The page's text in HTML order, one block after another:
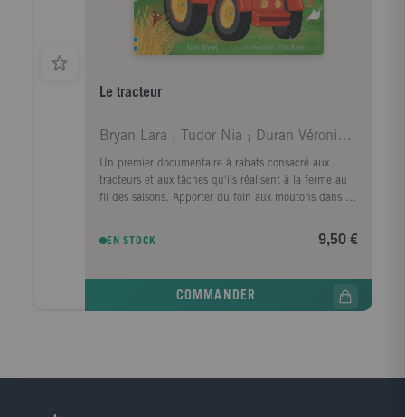
Le tracteur
Bryan Lara ; Tudor Nia ; Duran Véronique
Un premier documentaire à rabats consacré aux
tracteurs et aux tâches qu'ils réalisent à la ferme au
fil des saisons. Apporter du foin aux moutons dans la
d'été ? découvre tout ce qu'il y a à savoir sur les
tâches que les tracteurs accomplissent au fil des
comment il fonctionne. dès 3 ans
EN STOCK 9,50 €
COMMANDER